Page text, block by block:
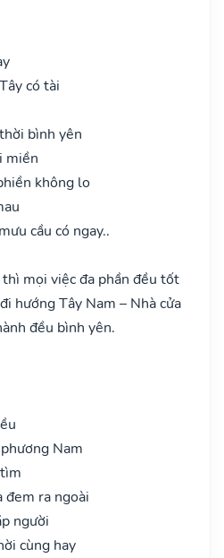
có tài
bình yên
miền
không lo
cầu có ngay..
mọi việc đa phần đều tốt
hướng Tây Nam – Nhà cửa
đều bình yên.
Nam
đem ra ngoài
người
cùng hay